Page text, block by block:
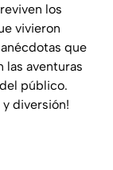
los
vivieron
que
las aventuras
público.
y diversión!